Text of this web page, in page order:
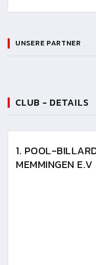
UNSERE PARTNER
CLUB - DETAILS
1. POOL-
MEMMINGEN E.V